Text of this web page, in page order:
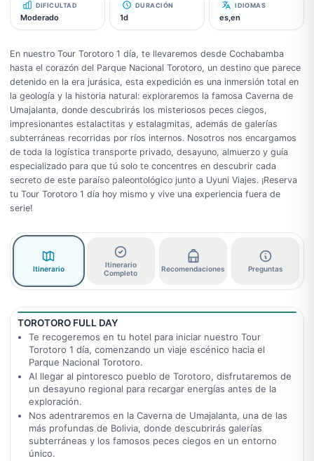
DIFICULTAD
Moderado
DURACIÓN
1d
IDIOMAS
es,en
En nuestro Tour Torotoro 1 día, te llevaremos desde Cochabamba
hasta el corazón del Parque Nacional Torotoro, un destino que parece
detenido en la era jurásica, esta expedición es una inmersión total en
la geología y la historia natural: exploraremos la famosa Caverna de
Umajalanta, donde descubrirás los misteriosos peces ciegos,
impresionantes estalactitas y estalagmitas, además de galerías
subterráneas recorridas por ríos internos. Nosotros nos encargamos
de toda la logística transporte privado, desayuno, almuerzo y guía
especializado para que tú solo te concentres en descubrir cada
secreto de este paraíso paleontológico junto a Uyuni Viajes. ¡Reserva
tu Tour Torotoro 1 día hoy mismo y vive una experiencia fuera de
serie!
Itinerario
Itinerario
Completo
Recomendaciones Preguntas
TOROTORO FULL DAY
Te recogeremos en tu hotel para iniciar nuestro Tour
Torotoro 1 día, comenzando un viaje escénico hacia el
Parque Nacional Torotoro.
Al llegar al pintoresco pueblo de Torotoro, disfrutaremos de
un desayuno regional para recargar energías antes de la
exploración.
Nos adentraremos en la Caverna de Umajalanta, una de las
más profundas de Bolivia, donde descubrirás galerías
subterráneas y los famosos peces ciegos en un entorno
único.